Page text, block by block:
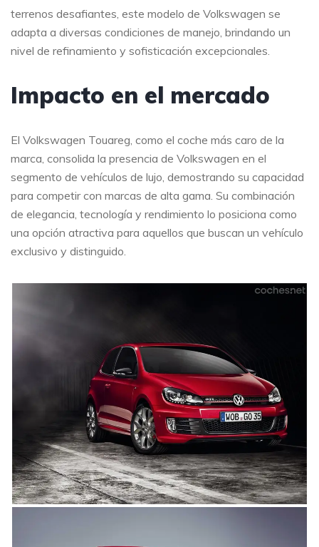
terrenos desafiantes, este modelo de Volkswagen se
adapta a diversas condiciones de manejo, brindando un
nivel de refinamiento y sofisticación excepcionales.
Impacto en el mercado
El Volkswagen Touareg, como el coche más caro de la
marca, consolida la presencia de Volkswagen en el
segmento de vehículos de lujo, demostrando su capacidad
para competir con marcas de alta gama. Su combinación
de elegancia, tecnología y rendimiento lo posiciona como
una opción atractiva para aquellos que buscan un vehículo
exclusivo y distinguido.